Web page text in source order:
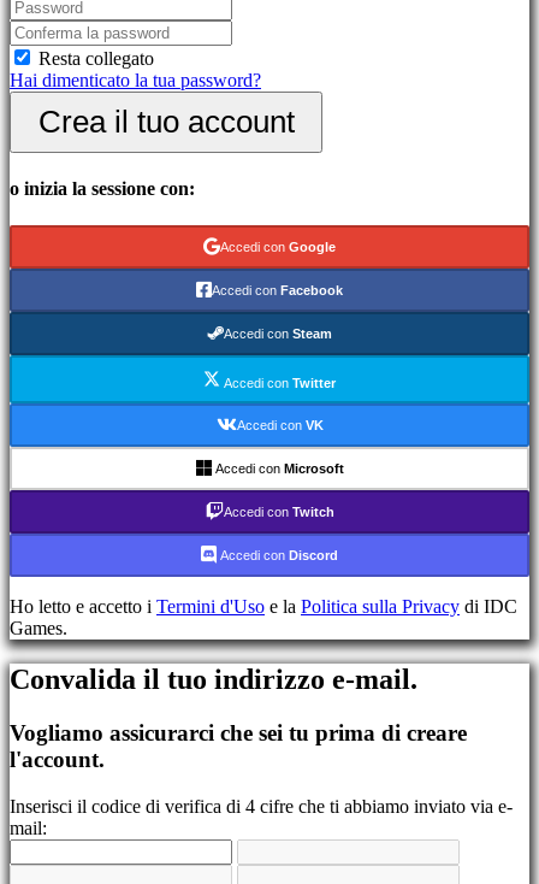
picchiaduro
Demo
Community
Eventi
gioco
Media
Forum
Gifts
Plays
FAQ
Registrati
Hai
dimenticato
la
tua
Cambia
lingua
AR
BS
Resta collegato
Hai dimenticato la tua password?
Crea il tuo account
o inizia la sessione con:
Accedi con Google
Accedi con Facebook
Accedi con Steam
Accedi conTwitter
Accedi con VK
Accedi con Microsoft
Accedi con Twitch
Accedi con Discord
Ho letto e accetto i Termini d'Uso e la Politica sulla Privacy di IDC
Games.
Convalida il tuo indirizzo e-mail.
Vogliamo assicurarci che sei tu prima di creare
l'account.
Inserisci il codice di verifica di 4 cifre che ti abbiamo inviato via e-
mail: